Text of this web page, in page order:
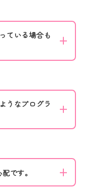
ている場合も
うなプログラ
です。